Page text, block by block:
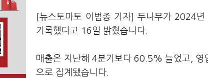
[뉴스토마토 이범종 기자] 두나무가 2024
기록했다고 16일 밝혔습니다.
매출은 지난해 4분기보다 60.5% 늘었고,
으로 집계됐습니다.